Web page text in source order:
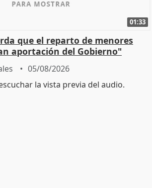
01:33
que el reparto de menores
aportación del Gobierno"
05/08/2026